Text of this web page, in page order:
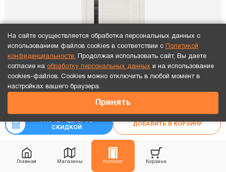
Главная Магазины Каталог Корзина
Точный расчет за 10 минут по СМС или телефону!
РАСЧЕТ ЦЕНЫ СО
СКИДКОЙ
ДОБАВИТЬ В КОРЗИНУ
На сайте осуществляется обработка персональных данных с
использованием файлов cookies в соответствии с
Политикой
конфиденциальности. Продолжая использовать сайт, Вы даете
согласие на обработку персональных данных и на использование
cookies-файлов. Cookies можно отключить в любой момент в
настройках вашего браузера.
Принять